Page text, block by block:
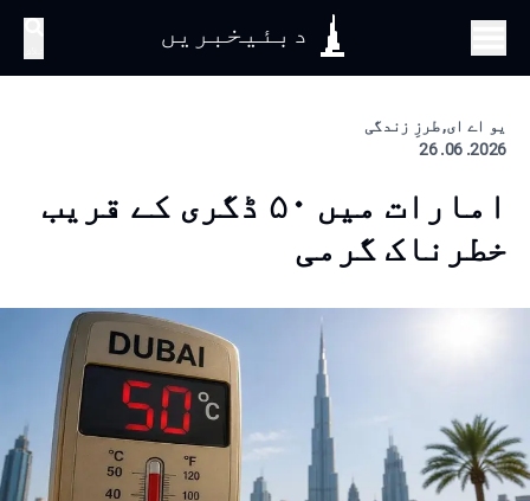
دبئیخبریں
یو اے ای, طرزِ زندگی
2026. 06. 26
امارات میں ۵۰ ڈگری کے قریب
خطرناک گرمی